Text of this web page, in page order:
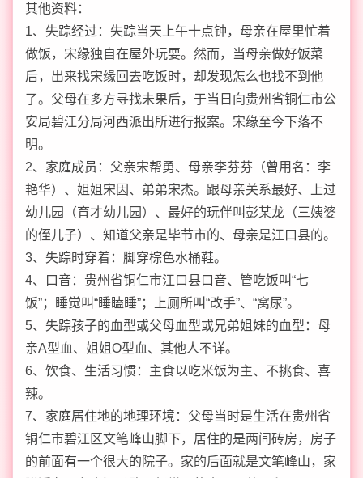
其他资料：
1、失踪经过：失踪当天上午十点钟，母亲在屋里忙着
做饭，宋缘独自在屋外玩耍。然而，当母亲做好饭菜
后，出来找宋缘回去吃饭时，却发现怎么也找不到他
了。父母在多方寻找未果后，于当日向贵州省铜仁市公
安局碧江分局河西派出所进行报案。宋缘至今下落不
明。
2、家庭成员：父亲宋帮勇、母亲李芬芬（曾用名：李
艳华）、姐姐宋因、弟弟宋杰。跟母亲关系最好、上过
幼儿园（育才幼儿园）、最好的玩伴叫彭某龙（三姨婆
的侄儿子）、知道父亲是毕节市的、母亲是江口县的。
3、失踪时穿着：脚穿棕色水桶鞋。
4、口音：贵州省铜仁市江口县口音、管吃饭叫“七
饭”；睡觉叫“睡瞌睡”；上厕所叫“改手”、“窝尿”。
5、失踪孩子的血型或父母血型或兄弟姐妹的血型：母
亲A型血、姐姐O型血、其他人不详。
6、饮食、生活习惯：主食以吃米饭为主、不挑食、喜
辣。
7、家庭居住地的地理环境：父母当时是生活在贵州省
铜仁市碧江区文笔峰山脚下，居住的是两间砖房，房子
的前面有一个很大的院子。家的后面就是文笔峰山，家